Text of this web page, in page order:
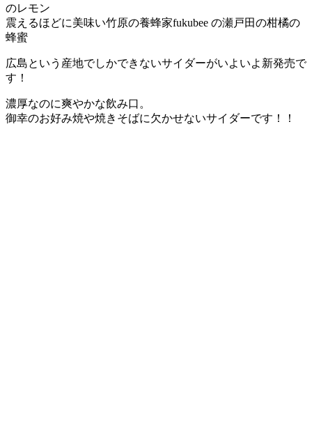
のレモン
震えるほどに美味い竹原の養蜂家fukubee の瀬戸田の柑橘の
蜂蜜
広島という産地でしかできないサイダーがいよいよ新発売で
す！
濃厚なのに爽やかな飲み口。
御幸のお好み焼や焼きそばに欠かせないサイダーです！！